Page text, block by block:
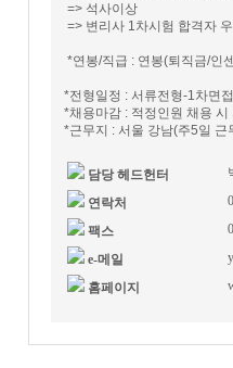
=> 석사이상
=> 변리사 1차시험 합격자
*연봉/직급 : 연봉(퇴직금/인
*전형일정 : 서류전형-1차면
*채용마감 : 적정인원 채용 시
*근무지 : 서울 강남(주5일 근
담당 헤드헌터
연락처
팩스
e-메일
홈페이지